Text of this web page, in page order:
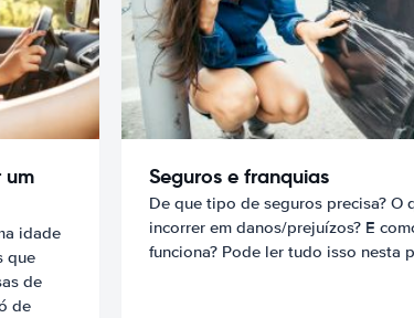
um
idade
que
de
de
Seguros e franquias
De que tipo de seguros precisa? O
incorrer em danos/prejuízos? E
funciona? Pode ler tudo isso nesta